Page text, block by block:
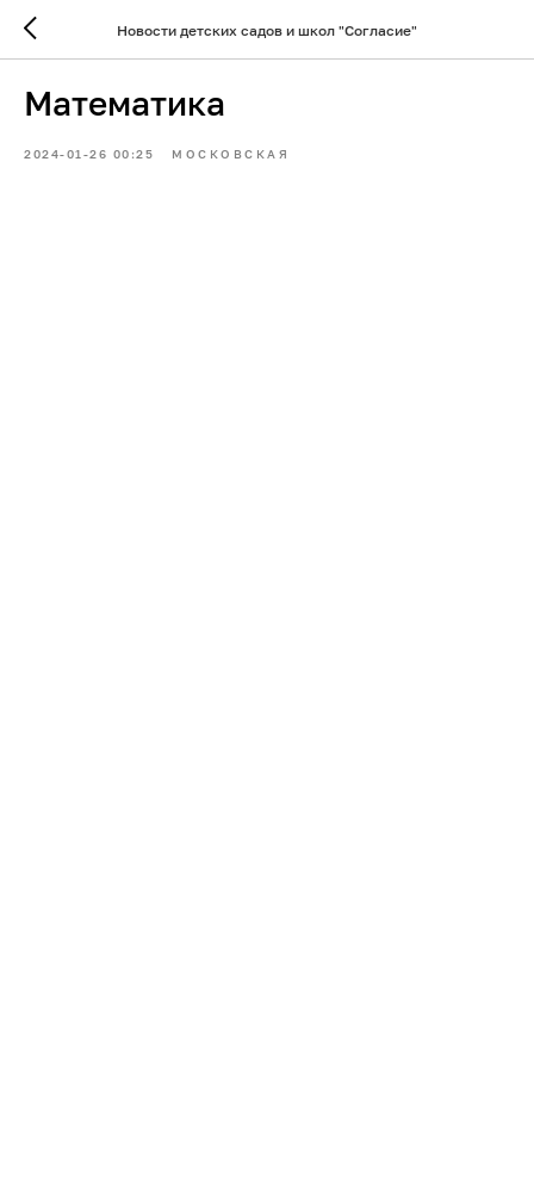
Новости детских садов и школ "Согласие"
Математика
2024-01-26 00:25 МОСКОВСКАЯ